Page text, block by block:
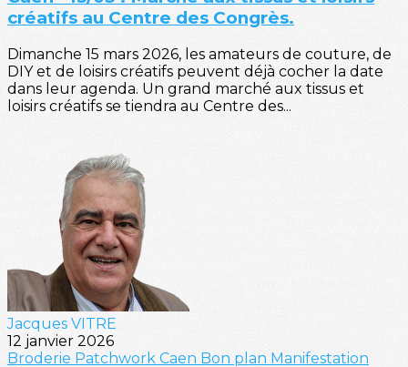
créatifs au Centre des Congrès.
Dimanche 15 mars 2026, les amateurs de couture, de
DIY et de loisirs créatifs peuvent déjà cocher la date
dans leur agenda. Un grand marché aux tissus et
loisirs créatifs se tiendra au Centre des...
Jacques VITRE
12 janvier 2026
Broderie Patchwork Caen Bon plan Manifestation